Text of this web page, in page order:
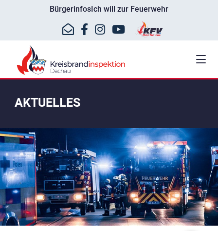
BürgerinfosIch will zur Feuerwehr
AKTUELLES